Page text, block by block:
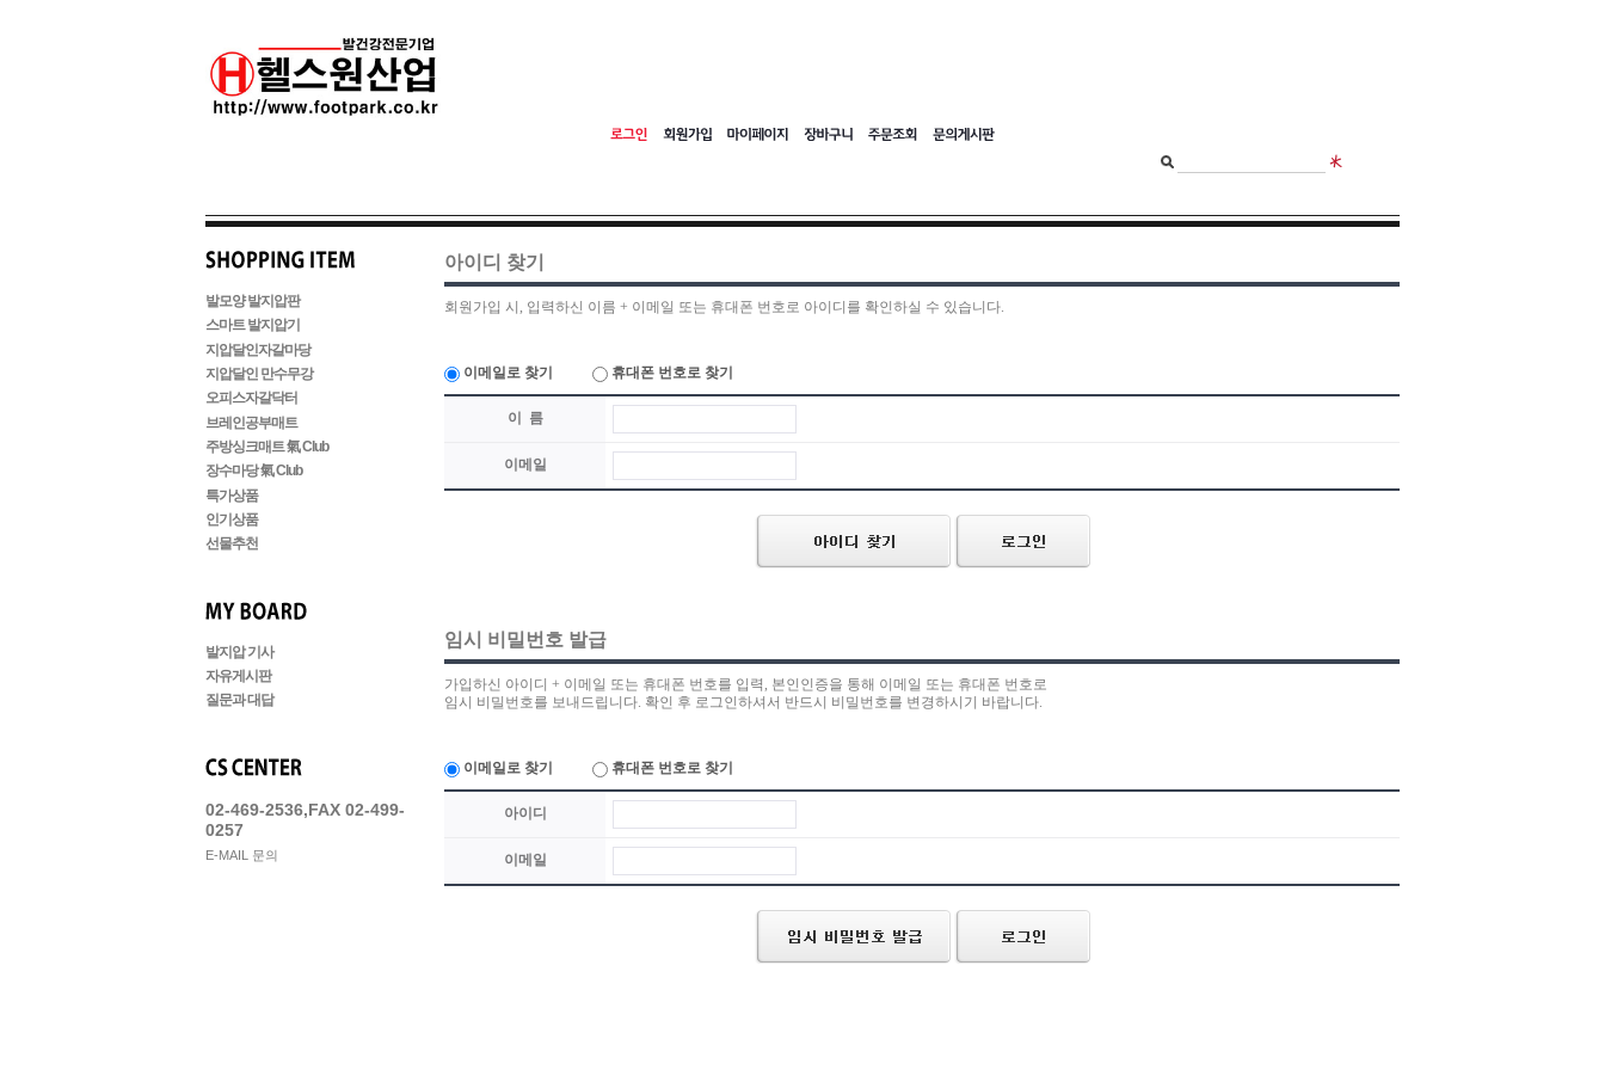
발모양 발지압판
스마트 발지압기
지압달인자갈마당
지압달인 만수무강
오피스자갈닥터
브레인공부매트
주방싱크매트 氣 Club
장수마당 氣 Club
특가상품
인기상품
선물추천
발지압 기사
자유게시판
질문과 대답
02-469-2536,FAX 02-499-
0257
E-MAIL 문의
아이디 찾기
회원가입 시, 입력하신 이름 + 이메일 또는 휴대폰 번호로 아이디를 확인하실 수 있습니다.
이메일로 찾기 휴대폰 번호로 찾기
이 름
이메일
임시 비밀번호 발급
가입하신 아이디 + 이메일 또는 휴대폰 번호를 입력, 본인인증을 통해 이메일 또는 휴대폰 번호로
임시 비밀번호를 보내드립니다. 확인 후 로그인하셔서 반드시 비밀번호를 변경하시기 바랍니다.
이메일로 찾기 휴대폰 번호로 찾기
아이디
이메일